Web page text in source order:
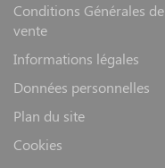
Conditions Générales de
vente
Informations légales
Données personnelles
Plan du site
Cookies